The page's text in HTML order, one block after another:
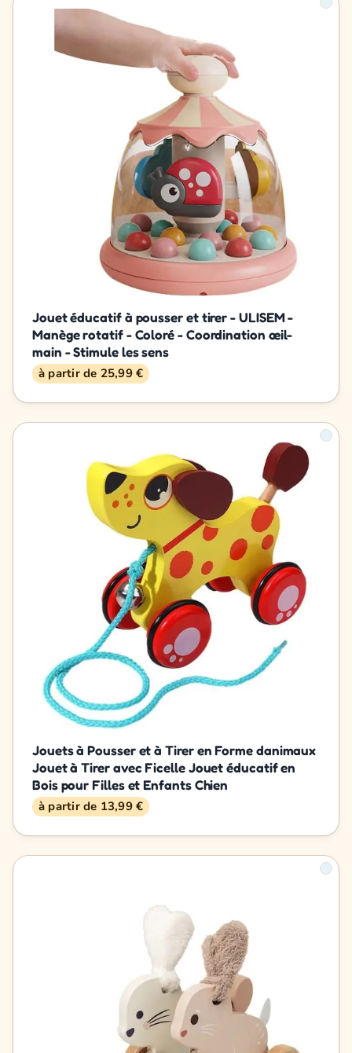
Jouet éducatif à pousser et tirer - ULISEM -
Manège rotatif - Coloré - Coordination œil-
main - Stimule les sens
à partir de 25,99 €
Jouets à Pousser et à Tirer en Forme danimaux
Jouet à Tirer avec Ficelle Jouet éducatif en
Bois pour Filles et Enfants Chien
à partir de 13,99 €